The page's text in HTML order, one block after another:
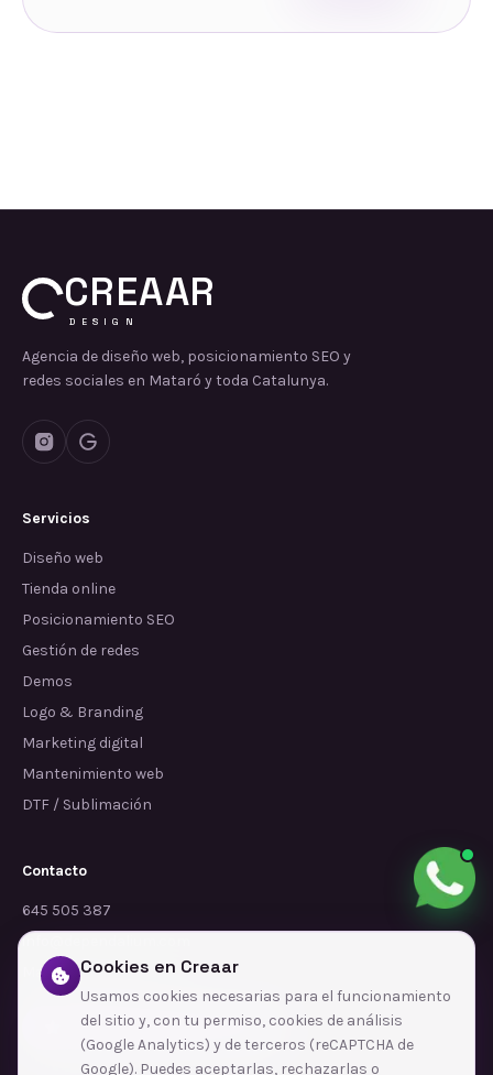
CREAAR
DESIGN
Agencia de diseño web, posicionamiento SEO y
redes sociales en Mataró y toda Catalunya.
Servicios
Diseño web
Tienda online
Posicionamiento SEO
Gestión de redes
Demos
Logo & Branding
Marketing digital
Mantenimiento web
DTF / Sublimación
Contacto
645 505 387
info@dependalium.com
Mataró (Barcelona)
Déjanos tu reseña en Google
Cookies en Creaar
Usamos cookies necesarias para el funcionamiento
del sitio y, con tu permiso, cookies de análisis
(Google Analytics) y de terceros (reCAPTCHA de
Google). Puedes aceptarlas, rechazarlas o